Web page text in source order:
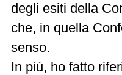
degli esiti della
che, in quella
senso.
In più, ho fatto